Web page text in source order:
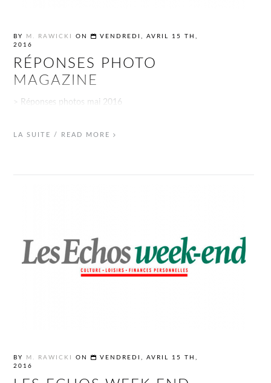
BY M. RAWICKI ON
VENDREDI, AVRIL 15 TH,
2016
RÉPONSES PHOTO
MAGAZINE
> Réponses photos mai 2016
LA SUITE / READ MORE
BY M. RAWICKI ON
VENDREDI, AVRIL 15 TH,
2016